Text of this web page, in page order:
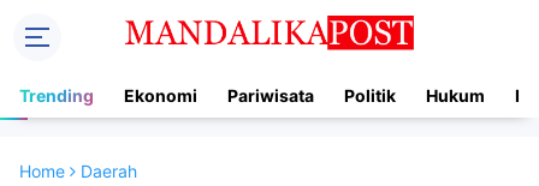
Trending Ekonomi Pariwisata Politik Hukum
Home Daerah